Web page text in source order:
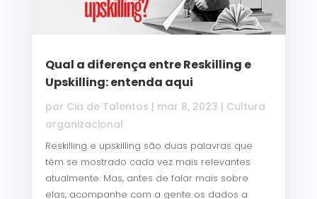
Qual a diferença entre Reskilling e
Upskilling: entenda aqui
por Cia de Talentos | mar 8, 2023 | Cultura
organizacional
Reskilling e upskilling são duas palavras que
têm se mostrado cada vez mais relevantes
atualmente. Mas, antes de falar mais sobre
elas, acompanhe com a gente os dados a